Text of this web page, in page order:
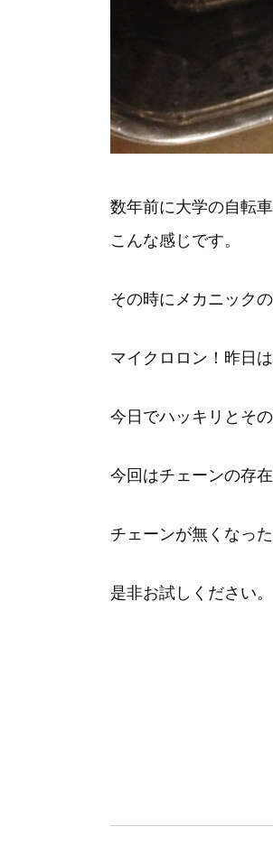
数年前に大学の自転
こんな感じです。
その時にメカニック
マイクロロン！昨日
今日でハッキリとそ
今回はチェーンの存
チェーンが無くなっ
是非お試しください。